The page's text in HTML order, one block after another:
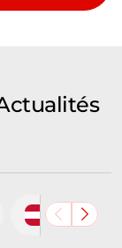
Autriche